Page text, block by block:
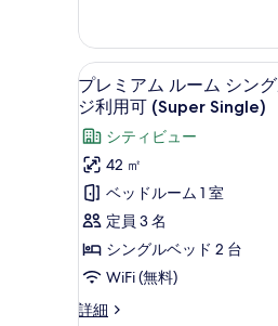
ド
1
台
ク
ラ
ブ
ラ
ウ
ン
ジ
ム
ル
ー
ム
キ
ン
グ
ベ
ッ
ド
台
ク
ブ
プ
レ
ミ
ア
ム
ル
ー
ム
シ
5
プレミアム ルーム シン
ジ利用可 (Super Single)
シティビュー
42 ㎡
ベッドルーム 1 室
定員 3 名
シングルベッド 2 台
WiFi (無料)
詳細
プ